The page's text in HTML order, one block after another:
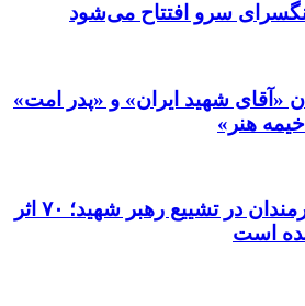
سرو افتتاح می‌شود
«آقای شهید ایران» و «پدر امت»
هنر»
حضور پررنگ هنرمندان در تشییع رهبر شهید؛ ۷۰ اثر
است